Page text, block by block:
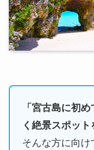
「宮古島に初
く絶景スポット
そんな方に向